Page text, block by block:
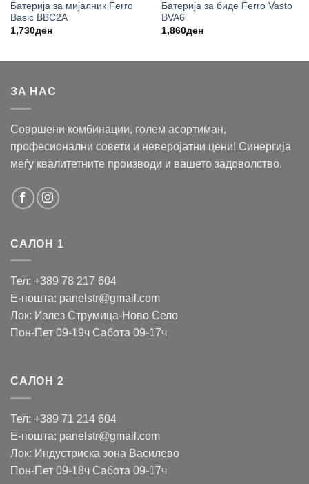
Батерија за мијалник Ferro
Basic BBC2A
1,730ден
Батерија за биде Ferro Vasto
BVA6
1,860ден
ЗА НАС
Совршени комбинации, голем асортиман,
професионални совети и неверојатни цени! Синергија
меѓу квалитетните производи и вашето задоволство.
САЛОН 1
Тел: +389 78 217 604
Е-пошта: panelstr@gmail.com
Лок: Излез Струмица-Ново Село
Пон-Пет 09-19ч Сабота 09-17ч
САЛОН 2
Тел: +389 71 214 604
Е-пошта: panelstr@gmail.com
Лок: Индустриска зона Василево
Пон-Пет 09-18ч Сабота 09-17ч